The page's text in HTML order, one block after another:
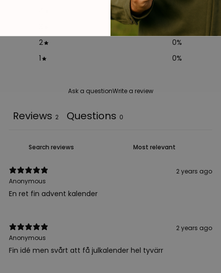
50
2
0%
1
0%
Ask a questionWrite a review
Reviews 2 Questions 0
2 years ago
Anonymous
En ret fin advent kalender
2 years ago
Anonymous
Fin idé men svårt att få julkalender hel tyvärr